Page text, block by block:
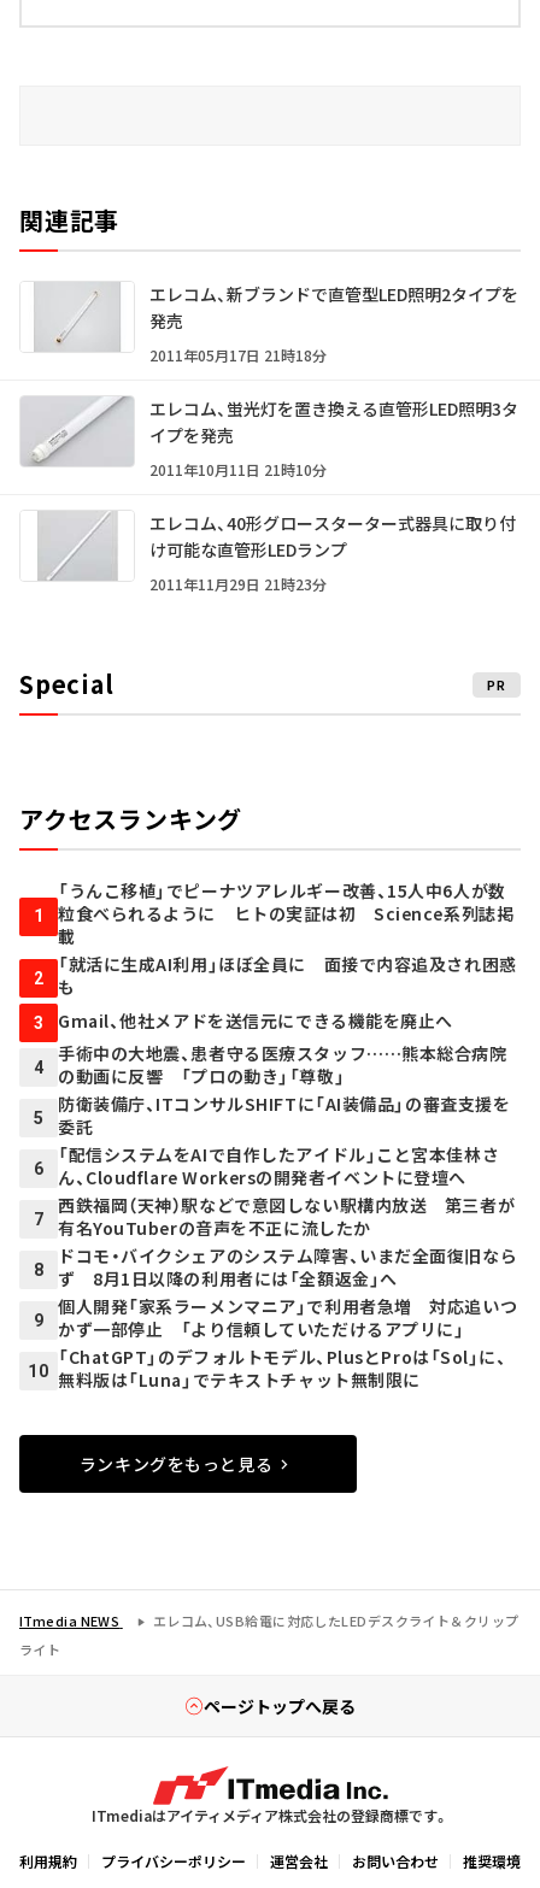
関連記事
エレコム、新ブランドで直管型LED照明2タイプを
発売
2011年05月17日 21時18分
エレコム、蛍光灯を置き換える直管形LED照明3タ
イプを発売
2011年10月11日 21時10分
エレコム、40形グロースターター式器具に取り付
け可能な直管形LEDランプ
2011年11月29日 21時23分
Special PR
アクセスランキング
1
「うんこ移植」でピーナツアレルギー改善、15人中6人が数
粒食べられるように ヒトの実証は初 Science系列誌掲
載
2
「就活に生成AI利用」ほぼ全員に 面接で内容追及され困惑
も
3 Gmail、他社メアドを送信元にできる機能を廃止へ
4
手術中の大地震、患者守る医療スタッフ……熊本総合病院
の動画に反響 「プロの動き」「尊敬」
5
防衛装備庁、ITコンサルSHIFTに「AI装備品」の審査支援を
委託
6
「配信システムをAIで自作したアイドル」こと宮本佳林さ
ん、Cloudflare Workersの開発者イベントに登壇へ
7
西鉄福岡（天神）駅などで意図しない駅構内放送 第三者が
有名YouTuberの音声を不正に流したか
8
ドコモ・バイクシェアのシステム障害、いまだ全面復旧なら
ず 8月1日以降の利用者には「全額返金」へ
9
個人開発「家系ラーメンマニア」で利用者急増 対応追いつ
かず一部停止 「より信頼していただけるアプリに」
10
「ChatGPT」のデフォルトモデル、PlusとProは「Sol」に、
無料版は「Luna」でテキストチャット無制限に
ランキングをもっと見る
ITmedia NEWS
エレコム、USB給電に対応したLEDデスクライト＆クリップ
ライト
ページトップへ戻る
ITmediaはアイティメディア株式会社の登録商標です。
利用規約 プライバシーポリシー 運営会社 お問い合わせ 推奨環境